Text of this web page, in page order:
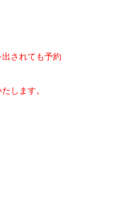
されても予約
します。